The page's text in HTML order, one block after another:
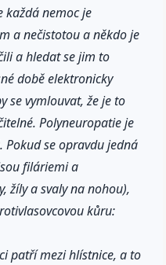
každá nemoc je
a nečistotou a někdo je
a hledat se jim to
době elektronicky
se vymlouvat, že je to
Polyneuropatie je
Pokud se opravdu jedná
filáriemi a
žíly a svaly na nohou),
kůru:
patří mezi hlístnice, a to